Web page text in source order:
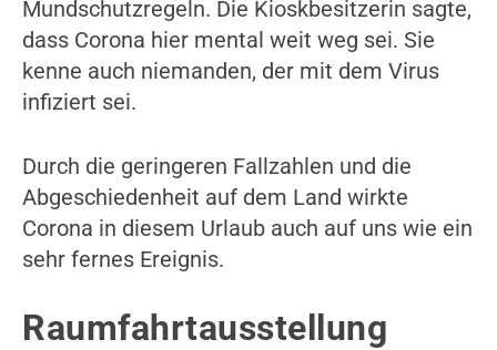
Mundschutzregeln. Die Kioskbesitzerin sagte,
dass Corona hier mental weit weg sei. Sie
kenne auch niemanden, der mit dem Virus
infiziert sei.
Durch die geringeren Fallzahlen und die
Abgeschiedenheit auf dem Land wirkte
Corona in diesem Urlaub auch auf uns wie ein
sehr fernes Ereignis.
Raumfahrtausstellung